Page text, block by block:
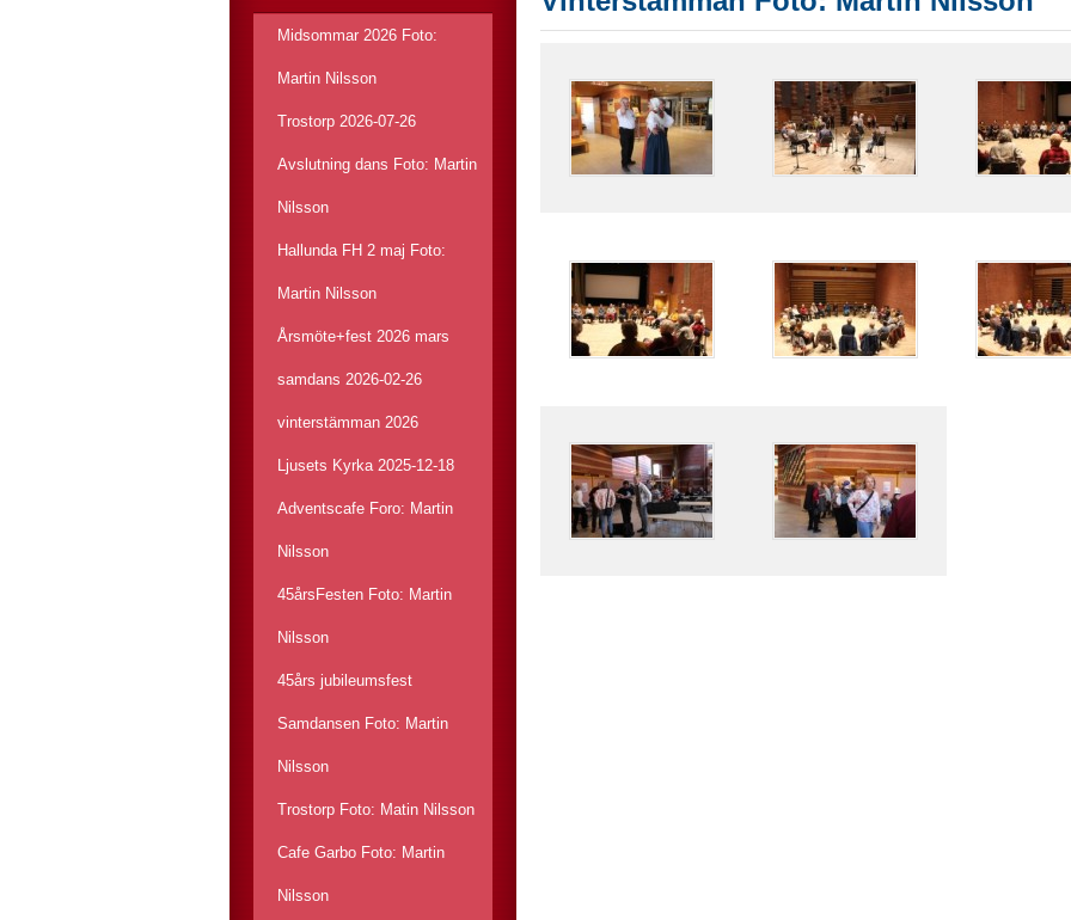
Midsommar 2026 Foto:
Martin Nilsson
Trostorp 2026-07-26
Avslutning dans Foto: Martin
Nilsson
Hallunda FH 2 maj Foto:
Martin Nilsson
Årsmöte+fest 2026 mars
samdans 2026-02-26
vinterstämman 2026
Ljusets Kyrka 2025-12-18
Adventscafe Foro: Martin
Nilsson
45årsFesten Foto: Martin
Nilsson
45års jubileumsfest
Samdansen Foto: Martin
Nilsson
Trostorp Foto: Matin Nilsson
Cafe Garbo Foto: Martin
Nilsson